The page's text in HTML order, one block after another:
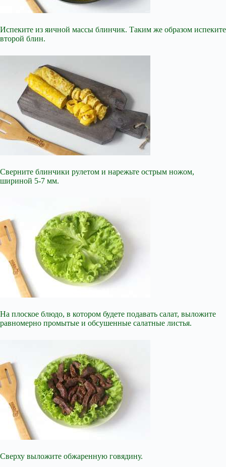
Испеките из яичной массы блинчик. Таким же образом испеките
второй блин.
Сверните блинчики рулетом и нарежьте острым ножом,
шириной 5-7 мм.
На плоское блюдо, в котором будете подавать салат, выложите
равномерно промытые и обсушенные салатные листья.
Сверху выложите обжаренную говядину.